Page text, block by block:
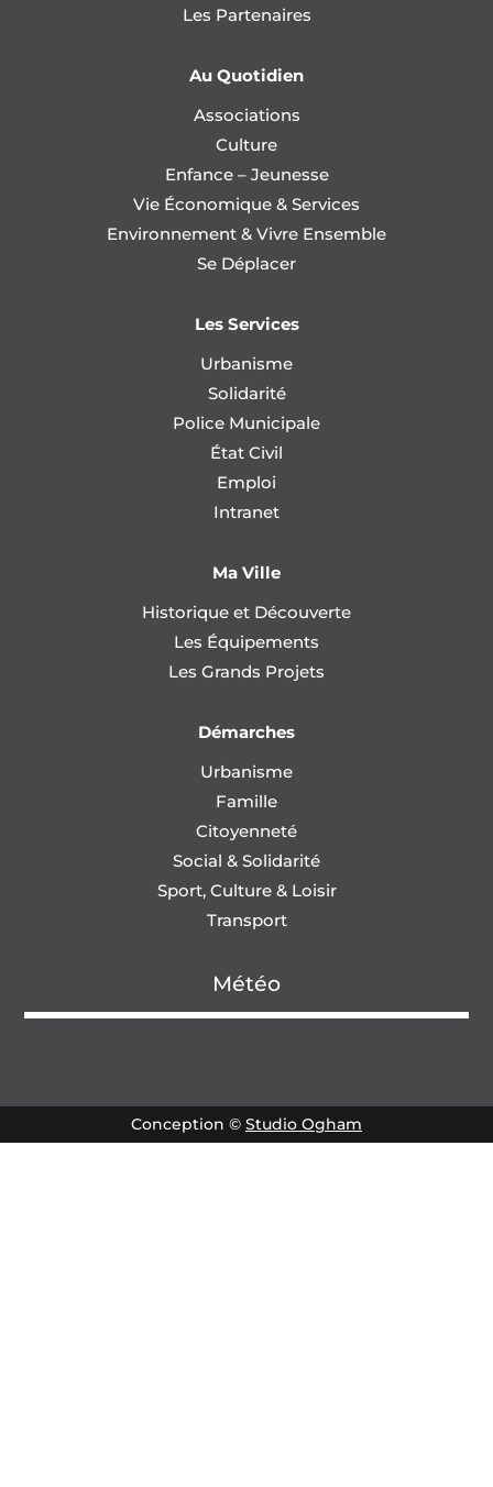
Les Partenaires
Au Quotidien
Associations
Culture
Enfance – Jeunesse
Vie Économique & Services
Environnement & Vivre Ensemble
Se Déplacer
Les Services
Urbanisme
Solidarité
Police Municipale
État Civil
Emploi
Intranet
Ma Ville
Historique et Découverte
Les Équipements
Les Grands Projets
Démarches
Urbanisme
Famille
Citoyenneté
Social & Solidarité
Sport, Culture & Loisir
Transport
Météo
Conception © Studio Ogham